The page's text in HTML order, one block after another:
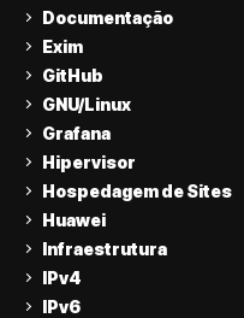
Documentação
Exim
GitHub
GNU/Linux
Grafana
Hipervisor
Hospedagem de Sites
Huawei
Infraestrutura
IPv4
IPv6